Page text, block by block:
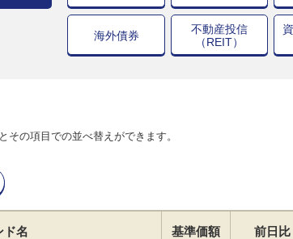
海外債券
不動産投信
（REIT）
その項目での並べ替えができます。
ド名
基準価額
前日比